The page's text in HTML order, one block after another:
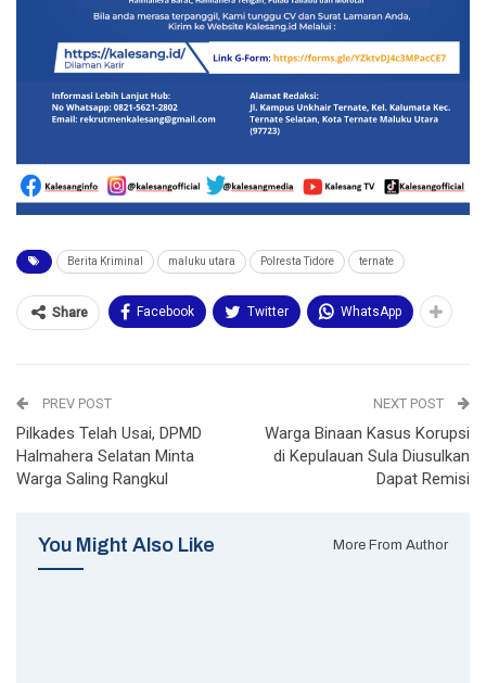
Berita Kriminal maluku utara Polresta Tidore ternate
Share Facebook Twitter WhatsApp
PREV POST
Pilkades Telah Usai, DPMD
Halmahera Selatan Minta
Warga Saling Rangkul
NEXT POST
Warga Binaan Kasus Korupsi
di Kepulauan Sula Diusulkan
Dapat Remisi
You Might Also Like More From Author